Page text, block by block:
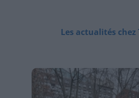
Les actualités chez